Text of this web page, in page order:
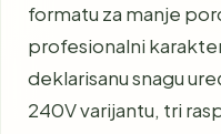
formatu za manje
profesionalni
deklarisanu snagu
240V varijantu, tri